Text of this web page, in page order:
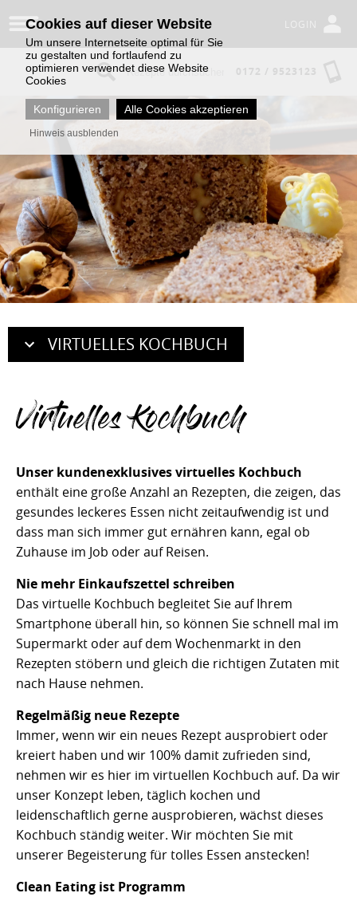
LOGIN
VIRTUELLES KOCHBUCH
Virtuelles Kochbuch
Unser kundenexklusives virtuelles Kochbuch
enthält eine große Anzahl an Rezepten, die zeigen, das
gesundes leckeres Essen nicht zeitaufwendig ist und
dass man sich immer gut ernähren kann, egal ob
Zuhause im Job oder auf Reisen.
Nie mehr Einkaufszettel schreiben
Das virtuelle Kochbuch begleitet Sie auf Ihrem
Smartphone überall hin, so können Sie schnell mal im
Supermarkt oder auf dem Wochenmarkt in den
Rezepten stöbern und gleich die richtigen Zutaten mit
nach Hause nehmen.
Regelmäßig neue Rezepte
Immer, wenn wir ein neues Rezept ausprobiert oder
kreiert haben und wir 100% damit zufrieden sind,
nehmen wir es hier im virtuellen Kochbuch auf. Da wir
unser Konzept leben, täglich kochen und
leidenschaftlich gerne ausprobieren, wächst dieses
Kochbuch ständig weiter. Wir möchten Sie mit
unserer Begeisterung für tolles Essen anstecken!
Clean Eating ist Programm
Cookies auf dieser Website
Um unsere Internetseite optimal für Sie
zu gestalten und fortlaufend zu
optimieren verwendet diese Website
Cookies
Konfigurieren Alle Cookies akzeptieren
Hinweis ausblenden